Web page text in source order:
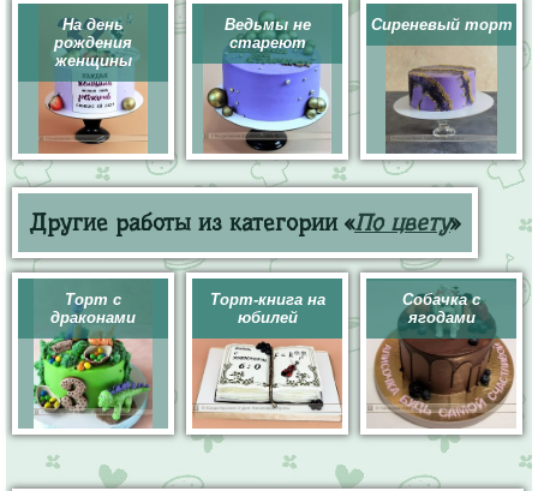
На день
рождения
женщины
Ведьмы не
стареют
Сиреневый торт
Другие работы из категории «По цвету»
Торт с
драконами
Торт-книга на
юбилей
Собачка с
ягодами